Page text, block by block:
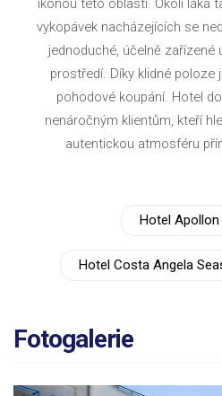
ikonou této oblasti. Okolí láká
vykopávek nacházejících se
jednoduché, účelně zařízené
prostředí. Díky klidné poloze
pohodové koupání. Hotel
nenáročným klientům, kteří
autentickou atmosféru
Hotel
Hotel Costa Angela
Fotogalerie